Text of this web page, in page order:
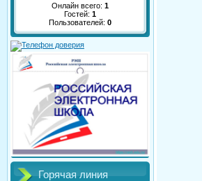
Онлайн всего: 1
Гостей: 1
Пользователей: 0
Горячая линия